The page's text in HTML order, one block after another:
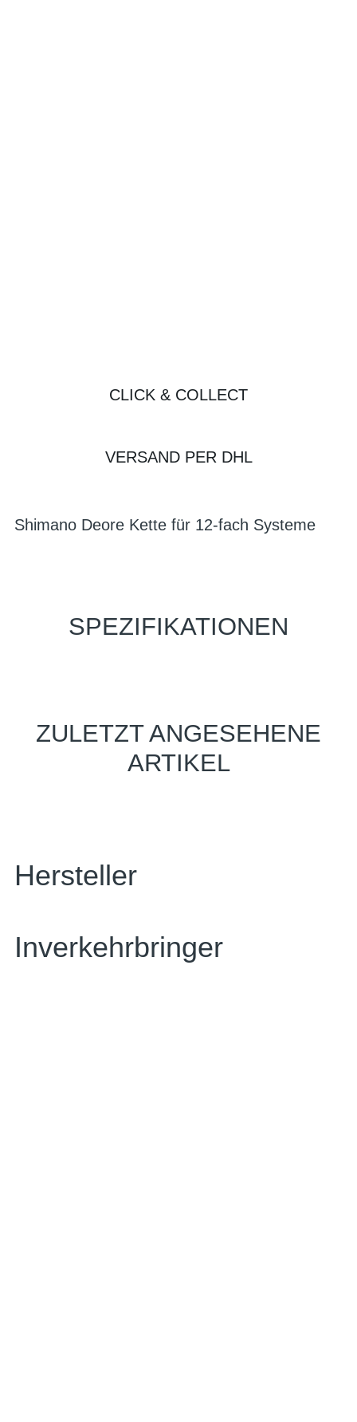
CLICK & COLLECT
VERSAND PER DHL
Shimano Deore Kette für 12-fach Systeme
SPEZIFIKATIONEN
ZULETZT ANGESEHENE
ARTIKEL
Hersteller
Inverkehrbringer